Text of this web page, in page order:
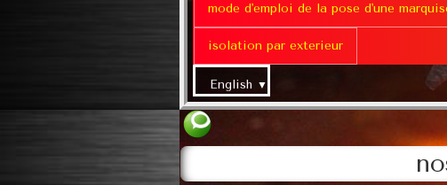
mode d'emploi de la pose d'une
isolation par exterieur
English ▼